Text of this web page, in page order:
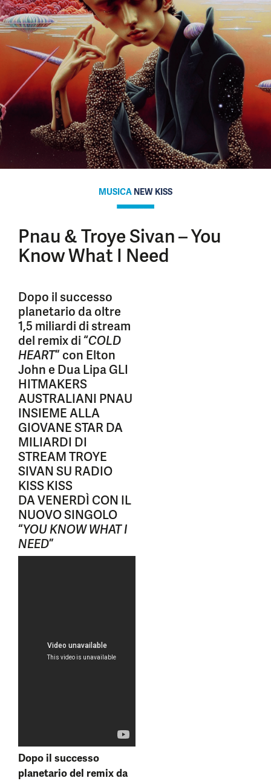
MUSICA NEW KISS
Pnau & Troye Sivan – You
Know What I Need
Dopo il successo
planetario da oltre
1,5 miliardi di stream
del remix di “COLD
HEART” con Elton
John e Dua Lipa GLI
HITMAKERS
AUSTRALIANI PNAU
INSIEME ALLA
GIOVANE STAR DA
MILIARDI DI
STREAM TROYE
SIVAN SU RADIO
KISS KISS
DA VENERDÌ CON IL
NUOVO SINGOLO
“YOU KNOW WHAT I
NEED”
Dopo il successo
planetario del remix da